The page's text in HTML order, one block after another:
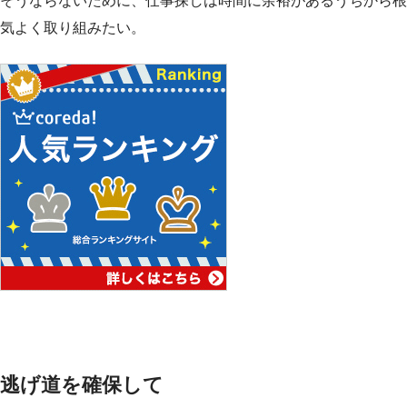
気よく取り組みたい。
逃げ道を確保して